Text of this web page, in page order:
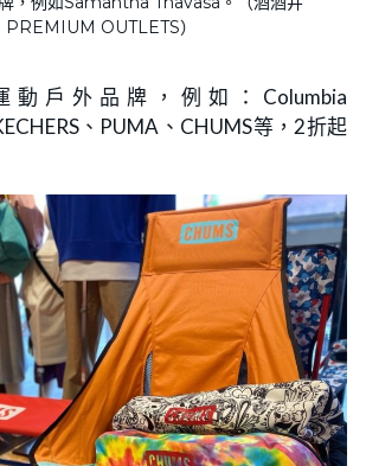
PREMIUM OUTLETS）
動戶外品牌，例如：Columbia
、PUMA、CHUMS等，2折起